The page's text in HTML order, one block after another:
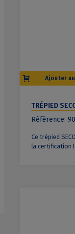
Ajouter
TRÉPIED
Référence:
Ce trépied
la certification